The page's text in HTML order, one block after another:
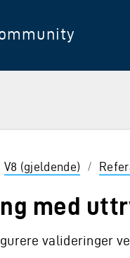
V8 (gjeldende) /
med
valideringer